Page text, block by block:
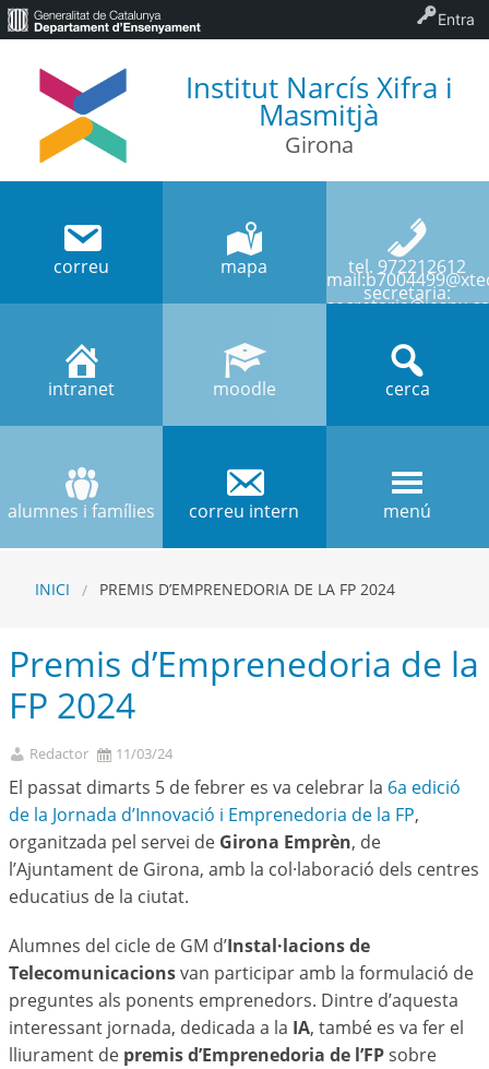
Institut Narcís Xifra i
Masmitjà
Girona
correu mapa tel. 972212612
secretaria:
intranet moodle cerca
alumnes i famílies correu intern menú
INICI PREMIS D’EMPRENEDORIA DE LA FP 2024
Premis d’Emprenedoria de la
FP 2024
Redactor 11/03/24
El passat dimarts 5 de febrer es va celebrar la 6a edició
de la Jornada d’Innovació i Emprenedoria de la FP,
organitzada pel servei de Girona Emprèn, de
l’Ajuntament de Girona, amb la col·laboració dels centres
educatius de la ciutat.
Alumnes del cicle de GM d’Instal·lacions de
Telecomunicacionsvan participar amb la formulació de
preguntes als ponents emprenedors. Dintre d’aquesta
interessant jornada, dedicada a la IA, també es va fer el
lliurament de premis d’Emprenedoria de l’FPsobre
Entra